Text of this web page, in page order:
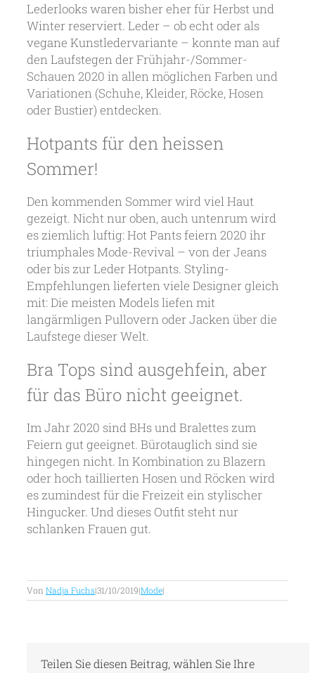
Lederlooks waren bisher eher für Herbst und
Winter reserviert. Leder – ob echt oder als
vegane Kunstledervariante – konnte man auf
den Laufstegen der Frühjahr-/Sommer-
Schauen 2020 in allen möglichen Farben und
Variationen (Schuhe, Kleider, Röcke, Hosen
oder Bustier) entdecken.
Hotpants für den heissen
Sommer!
Den kommenden Sommer wird viel Haut
gezeigt. Nicht nur oben, auch untenrum wird
es ziemlich luftig: Hot Pants feiern 2020 ihr
triumphales Mode-Revival – von der Jeans
oder bis zur Leder Hotpants. Styling-
Empfehlungen lieferten viele Designer gleich
mit: Die meisten Models liefen mit
langärmligen Pullovern oder Jacken über die
Laufstege dieser Welt.
Bra Tops sind ausgehfein, aber
für das Büro nicht geeignet.
Im Jahr 2020 sind BHs und Bralettes zum
Feiern gut geeignet. Bürotauglich sind sie
hingegen nicht. In Kombination zu Blazern
oder hoch taillierten Hosen und Röcken wird
es zumindest für die Freizeit ein stylischer
Hingucker. Und dieses Outfit steht nur
schlanken Frauen gut.
Von Nadja Fuchs|31/10/2019|Mode|
Teilen Sie diesen Beitrag, wählen Sie Ihre